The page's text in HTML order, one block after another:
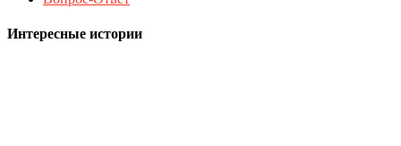
Интересные истории